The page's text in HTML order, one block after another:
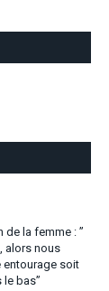
de la femme : ”
alors nous
entourage soit
bas”